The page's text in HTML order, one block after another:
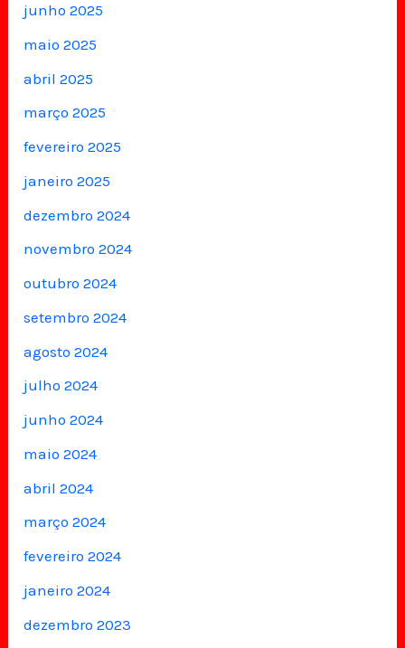
junho 2025
maio 2025
abril 2025
março 2025
fevereiro 2025
janeiro 2025
dezembro 2024
novembro 2024
outubro 2024
setembro 2024
agosto 2024
julho 2024
junho 2024
maio 2024
abril 2024
março 2024
fevereiro 2024
janeiro 2024
dezembro 2023